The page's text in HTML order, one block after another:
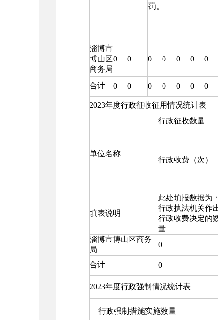
罚。
淄博市
博山区
商务局
0 0 0 0 0 0 0
合计 0 0 0 0 0 0 0
2023年度行政征收征用情况统计表
单位名称
行政征收数量
行政收费（次）
填表说明
此处填报数据为
行政执法机关作
行政收费决定的
量
淄博市博山区商务
局
0
合计 0
2023年度行政强制情况统计表
行政强制措施实施数量